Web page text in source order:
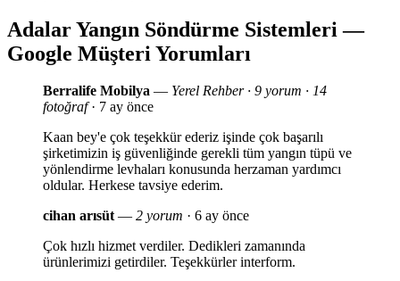
Adalar Yangın Söndürme Sistemleri —
Google Müşteri Yorumları
Berralife Mobilya — Yerel Rehber · 9 yorum · 14
fotoğraf· 7 ay önce
Kaan bey'e çok teşekkür ederiz işinde çok başarılı
şirketimizin iş güvenliğinde gerekli tüm yangın tüpü ve
yönlendirme levhaları konusunda herzaman yardımcı
oldular. Herkese tavsiye ederim.
cihan arısüt— 2 yorum · 6 ay önce
Çok hızlı hizmet verdiler. Dedikleri zamanında
ürünlerimizi getirdiler. Teşekkürler interform.